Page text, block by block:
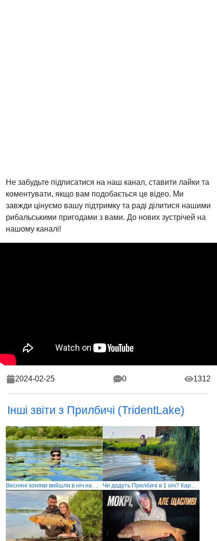
Не забудьте підписатися на наш канал, ставити лайки та
коментувати, якщо вам подобається це відео. Ми
завжди цінуємо вашу підтримку та раді ділитися нашими
рибальськими пригодами з вами. До нових зустрічей на
нашому каналі!
2024-02-25 0 1312
Інші звіти з Прилбичі (TridentLake)
Весняні коняки вийшли в ніч на мілину! Рибалка на коропа 2025 Чи дадуть Прилбичі в 1 ніч? Карпфішинг на добу